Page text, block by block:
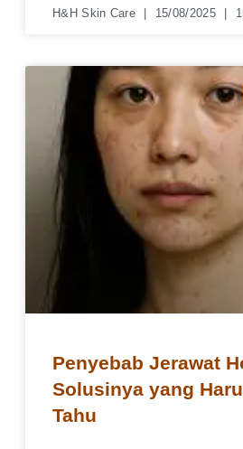
H&H Skin Care 15/08/2025
Penyebab Jerawat
Solusinya yang
Tahu